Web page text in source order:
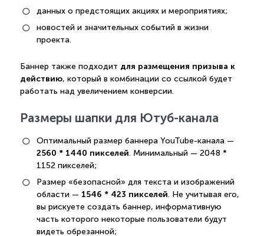
данных о предстоящих акциях и мероприятиях;
новостей и значительных событий в жизни
проекта.
Баннер также подходит для размещения призыва к
действию, который в комбинации со ссылкой будет
работать над увеличением конверсии.
Размеры шапки для Ютуб-канала
Оптимальный размер баннера YouTube-канала —
2560 * 1440 пикселей. Минимальный — 2048 *
1152 пикселей;
Размер «безопасной» для текста и изображений
области — 1546 * 423 пикселей. Не учитывая его,
вы рискуете создать баннер, информативную
часть которого некоторые пользователи будут
видеть обрезанной;